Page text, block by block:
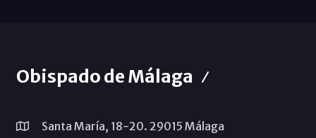
Obispado de Málaga
Santa María, 18-20. 29015 Málaga